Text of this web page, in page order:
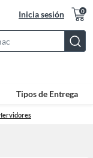
Inicia sesión 0
Bar
Tipos de Entrega